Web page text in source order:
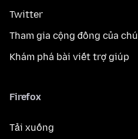
Twitter
Tham gia cộng đồng của
Khám phá bài viết trợ giúp
Firefox
Tải xuống